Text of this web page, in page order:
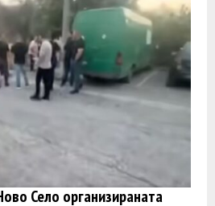
Село организираната